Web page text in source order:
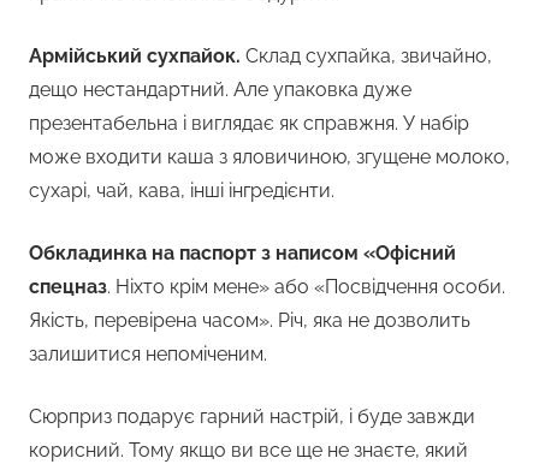
Армійський сухпайок. Склад сухпайка, звичайно,
дещо нестандартний. Але упаковка дуже
презентабельна і виглядає як справжня. У набір
може входити каша з яловичиною, згущене молоко,
сухарі, чай, кава, інші інгредієнти.
Обкладинка на паспорт з написом «Офісний
спецназ. Ніхто крім мене» або «Посвідчення особи.
Якість, перевірена часом». Річ, яка не дозволить
залишитися непоміченим.
Сюрприз подарує гарний настрій, і буде завжди
корисний. Тому якщо ви все ще не знаєте, який